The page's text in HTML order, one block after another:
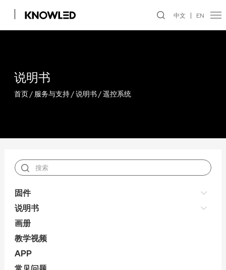
中文 EN
说明书
首页/ 服务与支持/说明书 /遥控系统
固件
说明书
画册
教学视频
APP